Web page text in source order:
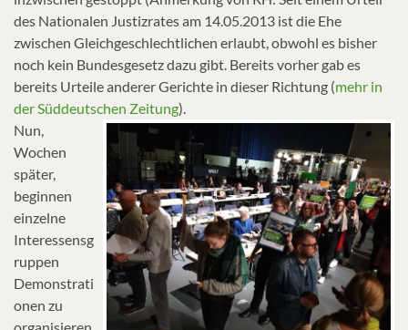
des Nationalen Justizrates am 14.05.2013 ist die Ehe
zwischen Gleichgeschlechtlichen erlaubt, obwohl es bisher
noch kein Bundesgesetz dazu gibt. Bereits vorher gab es
bereits Urteile anderer Gerichte in dieser Richtung (mehr in
der Süddeutschen Zeitung).
Nun,
Wochen
später,
beginnen
einzelne
Interessensg
ruppen
Demonstrati
onen zu